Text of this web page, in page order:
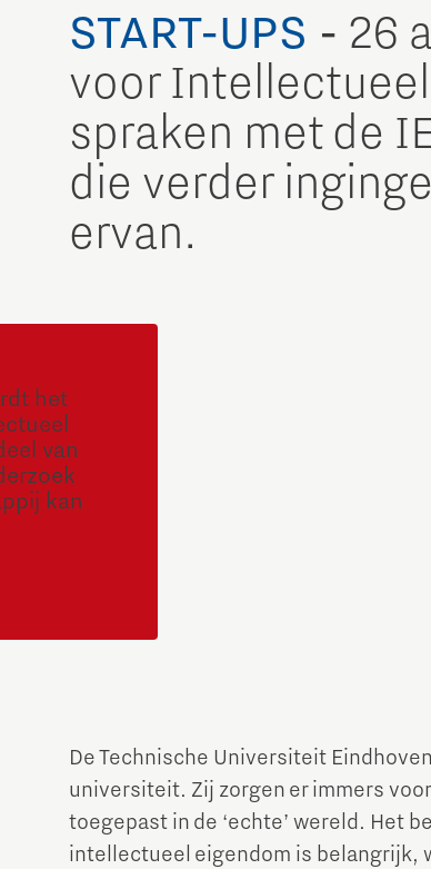
START-UPS - 26
voor
spraken met de
die verder
ervan.
het
van
kan
De Technische Universiteit
universiteit. Zij zorgen er immers
toegepast in de ‘echte’ wereld. Het
intellectueel eigendom is belangrijk,